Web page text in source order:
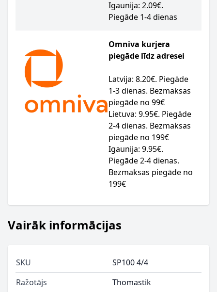
Igaunija: 2.09€.
Piegāde 1-4 dienas
Omniva kurjera
piegāde līdz adresei
Latvija: 8.20€. Piegāde
1-3 dienas. Bezmaksas
piegāde no 99€
Lietuva: 9.95€. Piegāde
2-4 dienas. Bezmaksas
piegāde no 199€
Igaunija: 9.95€.
Piegāde 2-4 dienas.
Bezmaksas piegāde no
199€
Vairāk informācijas
SKU
SP100 4/4
Ražotājs
Thomastik